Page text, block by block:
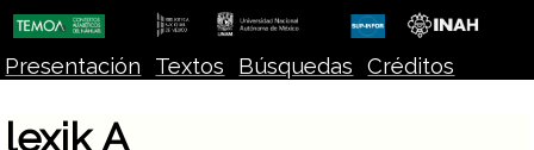
Presentación Textos Búsquedas Créditos
lexik A